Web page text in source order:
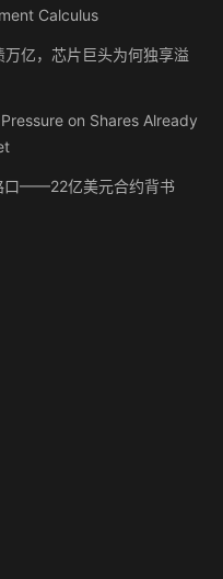
Calculus
亿，芯片巨头为何独享溢
on Shares Already
口——22亿美元合约背书